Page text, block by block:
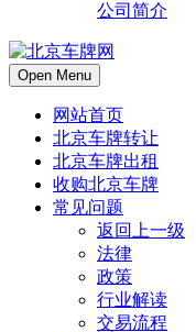
公司简介
Open Menu
网站首页
北京车牌转让
北京车牌出租
收购北京车牌
常见问题
返回上一级
法律
政策
行业解读
交易流程